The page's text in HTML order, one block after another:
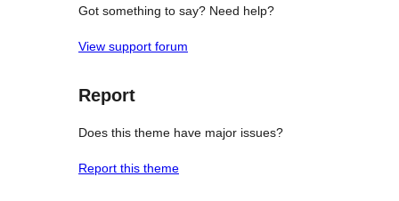
Got something to say? Need help?
View support forum
Report
Does this theme have major issues?
Report this theme